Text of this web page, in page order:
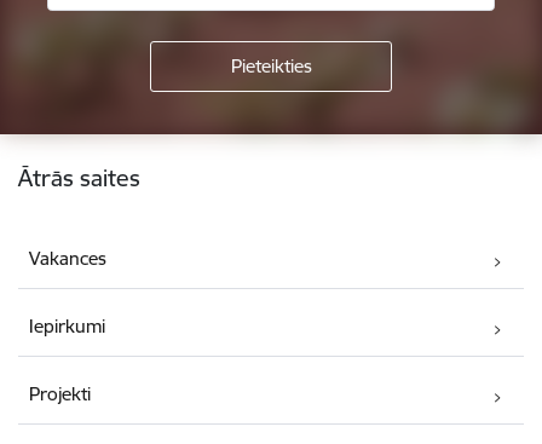
Kājene
Ātrās saites
Vakances
Iepirkumi
Projekti